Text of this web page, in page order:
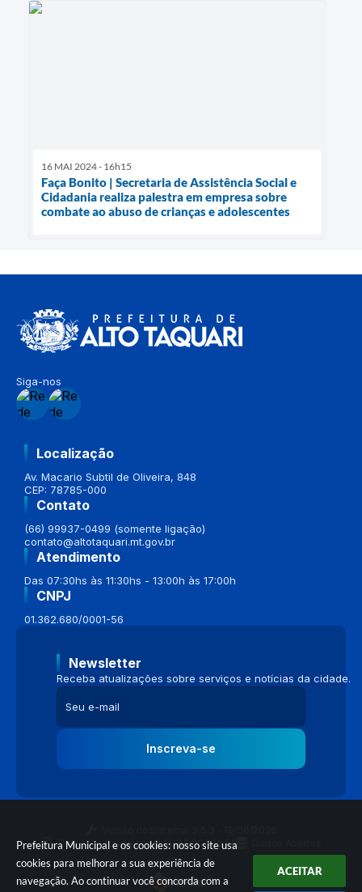
Prefeitura Municipal e os cookies: nosso site usa
cookies para melhorar a sua experiência de
navegação. Ao continuar você concorda com a
ACEITAR
16 MAI 2024 - 16h15
Faça Bonito | Secretaria de Assistência Social e
Cidadania realiza palestra em empresa sobre
combate ao abuso de crianças e adolescentes
Siga-nos
Localização
Av. Macario Subtil de Oliveira, 848
CEP: 78785-000
Contato
(66) 99937-0499 (somente ligação)
contato@altotaquari.mt.gov.br
Atendimento
Das 07:30hs às 11:30hs - 13:00h às 17:00h
CNPJ
01.362.680/0001-56
Newsletter
Receba atualizações sobre serviços e notícias da cidade.
Inscreva-se
Portal atualizado em:04/08/2026 16:58